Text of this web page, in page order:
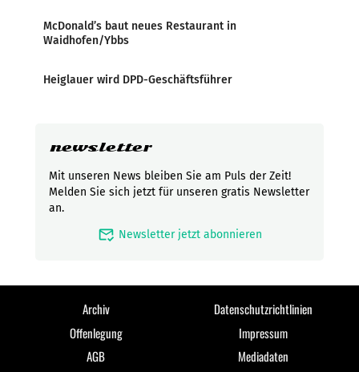
McDonald’s baut neues Restaurant in
Waidhofen/Ybbs
Heiglauer wird DPD-Geschäftsführer
newsletter
Mit unseren News bleiben Sie am Puls der Zeit!
Melden Sie sich jetzt für unseren gratis Newsletter
an.
mark_email_read Newsletter jetzt abonnieren
Archiv
Datenschutzrichtlinien
Offenlegung
Impressum
AGB
Mediadaten